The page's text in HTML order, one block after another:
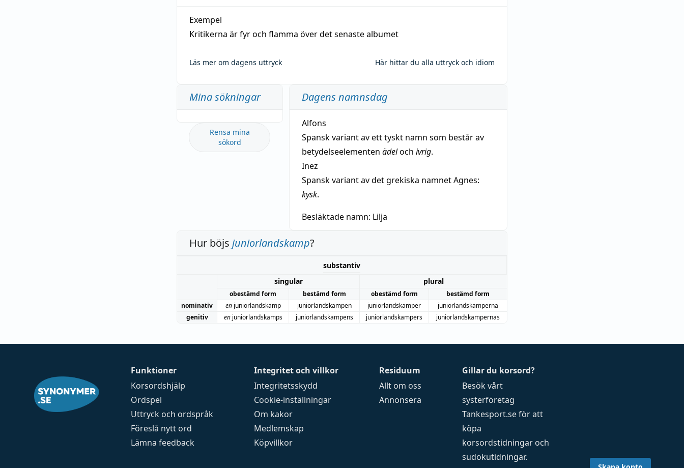
Exempel
Kritikerna är fyr och flamma över det senaste albumet
Läs mer om dagens uttryck Här hittar du alla uttryck och idiom
Mina sökningar
Rensa mina
sökord
Dagens namnsdag
Alfons
Spansk variant av ett tyskt namn som består av
betydelseelementen ädeloch ivrig.
Inez
Spansk variant av det grekiska namnet Agnes:
kysk.
Besläktade namn: Lilja
Hur böjs juniorlandskamp?
substantiv
singular
plural
obestämd form bestämd form obestämd form
bestämd form
nominativ
enjuniorlandskamp juniorlandskampen juniorlandskamper
juniorlandskamperna
genitiv
enjuniorlandskamps juniorlandskampens juniorlandskampers juniorlandskampernas
Funktioner
Korsordshjälp
Ordspel
Uttryck och ordspråk
Föreslå nytt ord
Lämna feedback
Integritet och villkor
Integritetsskydd
Cookie-inställningar
Om kakor
Medlemskap
Köpvillkor
Residuum
Allt om oss
Annonsera
Gillar du korsord?
Besök vårt
systerföretag
Tankesport.seför att
köpa
korsordstidningar och
sudokutidningar.